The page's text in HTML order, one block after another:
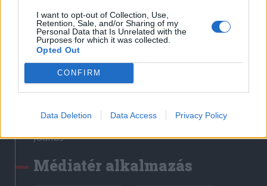
I want to opt-out of Collection, Use,
Retention, Sale, and/or Sharing of my
Personal Data that Is Unrelated with the
Purposes for which it was collected.
Opted Out
CONFIRM
Data Deletion Data Access Privacy Policy
Liget
Krónika
Bihari Napló
Erdélyi Napló
Főtér
Rádió GaGa
Jóállás
Médiatér alkalmazás